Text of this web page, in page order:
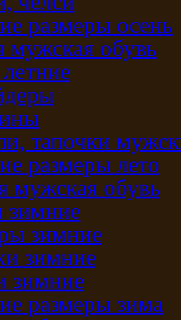
размеры осень
мужская обувь
тапочки
размеры лето
мужская обувь
зимние
зимние
зимние
зимние
размеры зима